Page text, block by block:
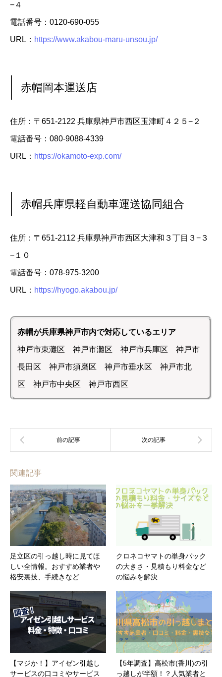
−４
電話番号：0120-690-055
URL： https://www.akabou-maru-unsou.jp/
赤帽岡本運送店
住所：〒651-2122 兵庫県神戸市西区玉津町４２５−２
電話番号：080-9088-4339
URL： https://okamoto-exp.com/
赤帽兵庫県軽自動車運送協同組合
住所：〒651-2112 兵庫県神戸市西区大津和３丁目３−３
−１０
電話番号：078-975-3200
URL： https://hyogo.akabou.jp/
赤帽が兵庫県神戸市内で対応しているエリア
神戸市東灘区 神戸市灘区 神戸市兵庫区 神戸市
長田区 神戸市須磨区 神戸市垂水区 神戸市北
区 神戸市中央区 神戸市西区
関連記事
足立区の引っ越し時に見てほ
しい全情報。おすすめ業者や
格安裏技、手続きなど
クロネコヤマトの単身パック
の大きさ・見積もり料金など
の悩みを解決
【マジか！】アイゼン引越し
サービスの口コミやサービス
【5年調査】高松市(香川)の引
っ越しが半額！？人気業者と